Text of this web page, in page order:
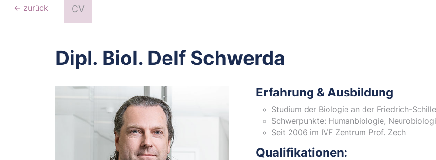
← zurück CV
Dipl. Biol. Delf Schwerda
Erfahrung & Ausbildung
Studium der Biologie an der Friedrich-
Schwerpunkte: Humanbiologie,
Seit 2006 im IVF Zentrum Prof. Zech
Qualifikationen: